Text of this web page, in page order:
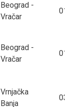
Beograd -
Vračar
Beograd -
Vračar
Vrnjačka
Banja